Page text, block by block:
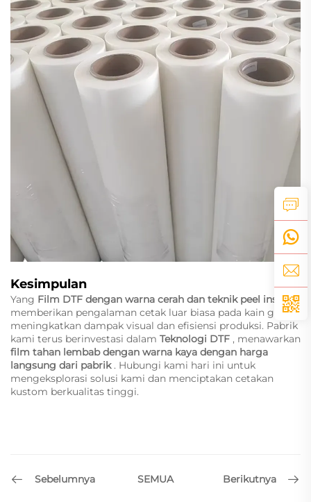
Kesimpulan
Yang Film DTF dengan warna cerah dan teknik peel instan
memberikan pengalaman cetak luar biasa pada kain gelap,
meningkatkan dampak visual dan efisiensi produksi. Pabrik
kami terus berinvestasi dalam Teknologi DTF , menawarkan
film tahan lembab dengan warna kaya dengan harga
langsung dari pabrik . Hubungi kami hari ini untuk
mengeksplorasi solusi kami dan menciptakan cetakan
kustom berkualitas tinggi.
Sebelumnya SEMUA Berikutnya